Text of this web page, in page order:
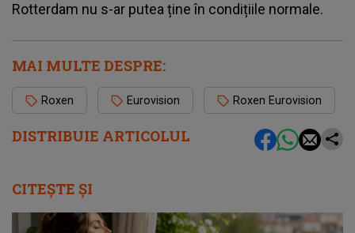
DISTRIBUIE ARTICOLUL
Rotterdam nu s-ar putea ține în condițiile normale.
MAI MULTE DESPRE:
Roxen Eurovision Roxen Eurovision
CITEȘTE ȘI